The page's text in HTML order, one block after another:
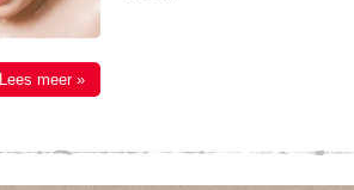
Lees meer »